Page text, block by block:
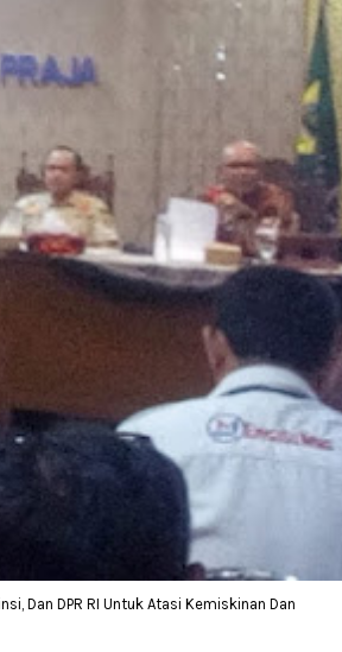
Dan DPR RI Untuk Atasi Kemiskinan Dan